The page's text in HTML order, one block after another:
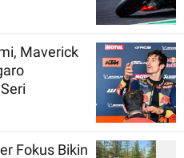
Maverick
Fokus Bikin